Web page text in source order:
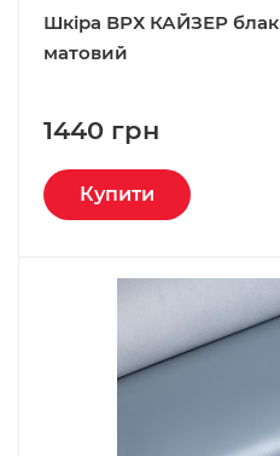
Шкіра ВРХ КАЙЗЕР
матовий
1440 грн
Купити